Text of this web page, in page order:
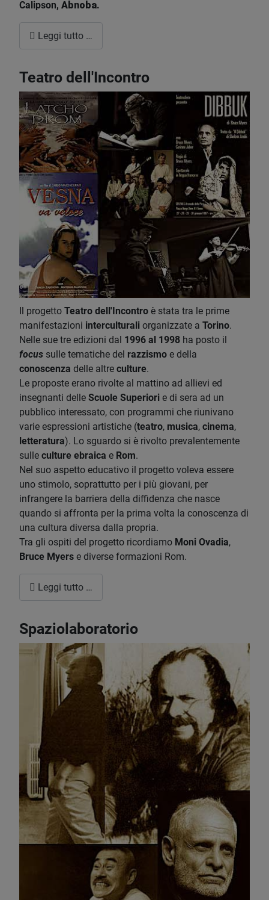
Calipson, Abnoba.
Leggi tutto …
Teatro dell'Incontro
Il progetto Teatro dell'Incontro è stata tra le prime
manifestazioni interculturali organizzate a Torino.
Nelle sue tre edizioni dal 1996 al 1998 ha posto il
focus sulle tematiche del razzismo e della
conoscenza delle altre culture.
Le proposte erano rivolte al mattino ad allievi ed
insegnanti delle Scuole Superiori e di sera ad un
pubblico interessato, con programmi che riunivano
varie espressioni artistiche (teatro, musica, cinema,
letteratura). Lo sguardo si è rivolto prevalentemente
sulle culture ebraica e Rom.
Nel suo aspetto educativo il progetto voleva essere
uno stimolo, soprattutto per i più giovani, per
infrangere la barriera della diffidenza che nasce
quando si affronta per la prima volta la conoscenza di
una cultura diversa dalla propria.
Tra gli ospiti del progetto ricordiamo Moni Ovadia,
Bruce Myers e diverse formazioni Rom.
Leggi tutto …
Spaziolaboratorio